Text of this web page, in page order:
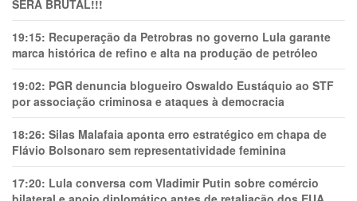
SERÁ BRUTAL!!!
19:15: Recuperação da Petrobras no governo Lula garante
marca histórica de refino e alta na produção de petróleo
19:02: PGR denuncia blogueiro Oswaldo Eustáquio ao STF
por associação criminosa e ataques à democracia
18:26: Silas Malafaia aponta erro estratégico em chapa de
Flávio Bolsonaro sem representatividade feminina
17:20: Lula conversa com Vladimir Putin sobre comércio